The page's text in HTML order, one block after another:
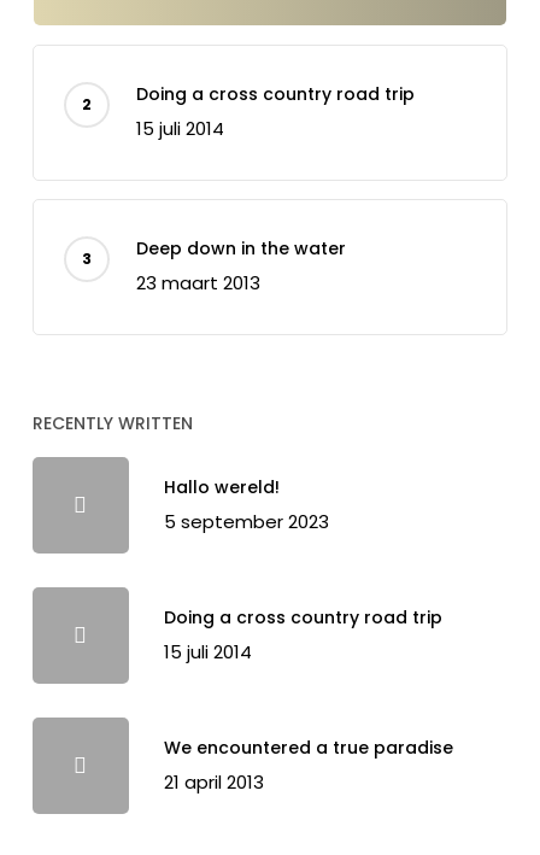
Doing a cross country road trip
15 juli 2014
Deep down in the water
23 maart 2013
RECENTLY WRITTEN
Hallo wereld!
5 september 2023
Doing a cross country road trip
15 juli 2014
We encountered a true paradise
21 april 2013